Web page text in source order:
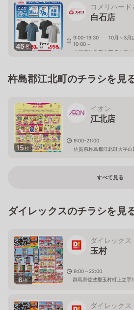
45枚
コメリハード
白石店
9:00-19:30 10月～3月は
10:00～
佐賀県杵島郡白石町東郷
杵島郡江北町のチラシを見
15枚
イオン
江北店
9:00-21:00
佐賀県杵島郡江北町大字
すべて見る
ダイレックスのチラシを見
6枚
ダイレックス
玉村
9:00～22:00
群馬県佐波郡玉村町上之
ンター内）
ダイレックス